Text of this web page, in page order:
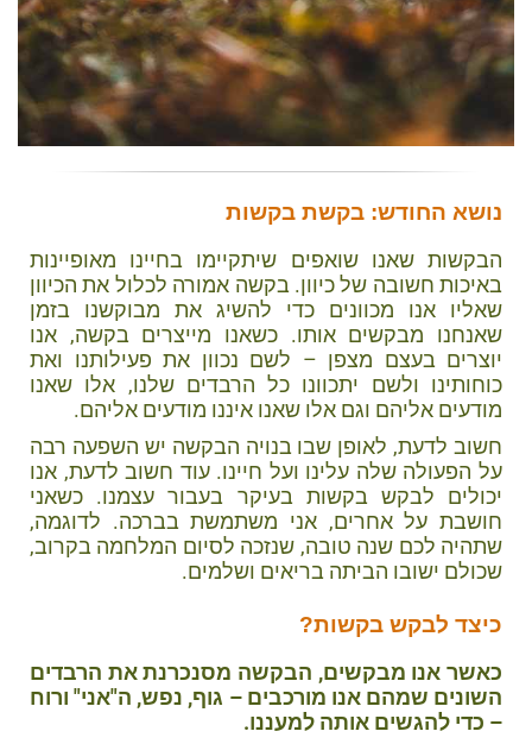
נושא החודש: בקשת בקשות
הבקשות שאנו שואפים שיתקיימו בחיינו מאופיינות
באיכות חשובה של כיוון. בקשה אמורה לכלול את הכיוון
שאליו אנו מכוונים כדי להשיג את מבוקשנו בזמן
שאנחנו מבקשים אותו. כשאנו מייצרים בקשה, אנו
יוצרים בעצם מצפן – לשם נכוון את פעילותנו ואת
כוחותינו ולשם יתכוונו כל הרבדים שלנו, אלו שאנו
מודעים אליהם וגם אלו שאנו איננו מודעים אליהם.
חשוב לדעת, לאופן שבו בנויה הבקשה יש השפעה רבה
על הפעולה שלה עלינו ועל חיינו. עוד חשוב לדעת, אנו
יכולים לבקש בקשות בעיקר בעבור עצמנו. כשאני
חושבת על אחרים, אני משתמשת בברכה. לדוגמה,
שתהיה לכם שנה טובה, שנזכה לסיום המלחמה בקרוב,
שכולם ישובו הביתה בריאים ושלמים.
כיצד לבקש בקשות?
כאשר אנו מבקשים, הבקשה מסנכרנת את הרבדים
השונים שמהם אנו מורכבים – גוף, נפש, ה"אני" ורוח
– כדי להגשים אותה למעננו.